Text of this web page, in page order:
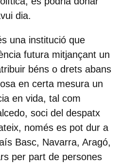
dia.
una institució que
futura mitjançant un
béns o drets abans
en certa mesura un
en vida, tal com
soci del despatx
només es pot dur a
Basc, Navarra, Aragó,
per part de persones